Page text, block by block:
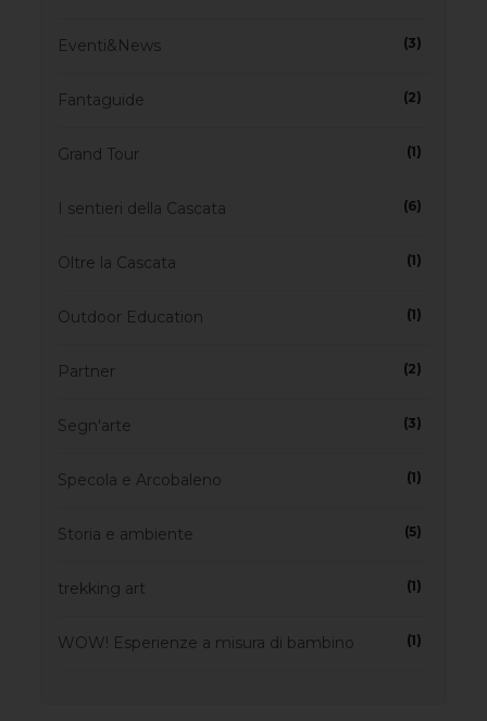
Eventi&News (3)
Fantaguide (2)
Grand Tour (1)
I sentieri della Cascata (6)
Oltre la Cascata (1)
Outdoor Education (1)
Partner (2)
Segn'arte (3)
Specola e Arcobaleno (1)
Storia e ambiente (5)
trekking art (1)
WOW! Esperienze a misura di bambino (1)